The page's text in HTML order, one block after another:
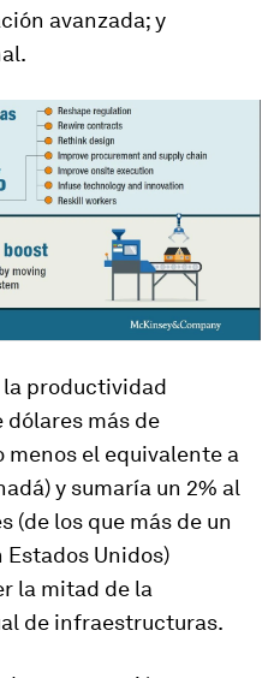
avanzada; y
la productividad
dólares más de
menos el equivalente a
y sumaría un 2% al
(de los que más de un
Unidos)
la mitad de la
de infraestructuras.